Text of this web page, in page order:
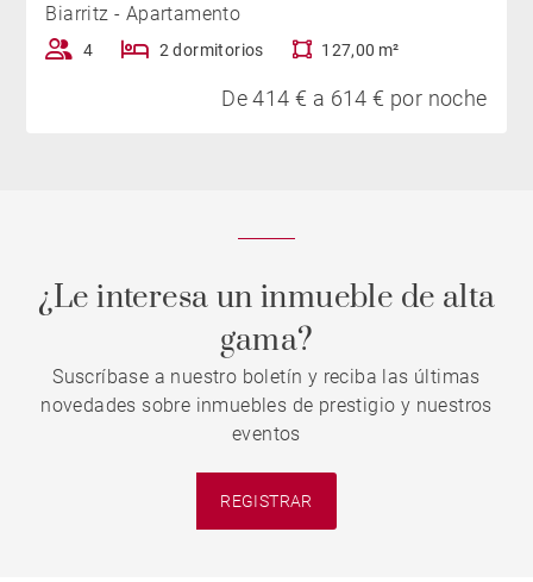
Biarritz - Apartamento
4 2 dormitorios 127,00 m²
De 414 € a 614 € por noche
¿Le interesa un inmueble de alta
gama?
Suscríbase a nuestro boletín y reciba las últimas
novedades sobre inmuebles de prestigio y nuestros
eventos
REGISTRAR